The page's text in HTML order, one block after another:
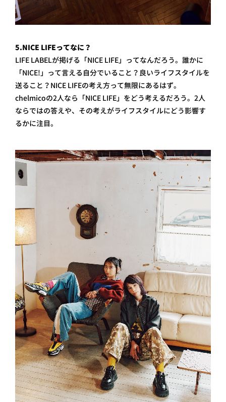
5.NICE LIFEってなに？
LIFE LABELが掲げる「NICE LIFE」ってなんだろう。誰かに
「NICE!」って言える自分でいること？良いライフスタイルを
送ること？NICE LIFEの考え方って無限にあるはず。
chelmicoの2人なら「NICE LIFE」をどう考えるだろう。2人
ならではの答えや、その考えがライフスタイルにどう影響す
るかに注目。